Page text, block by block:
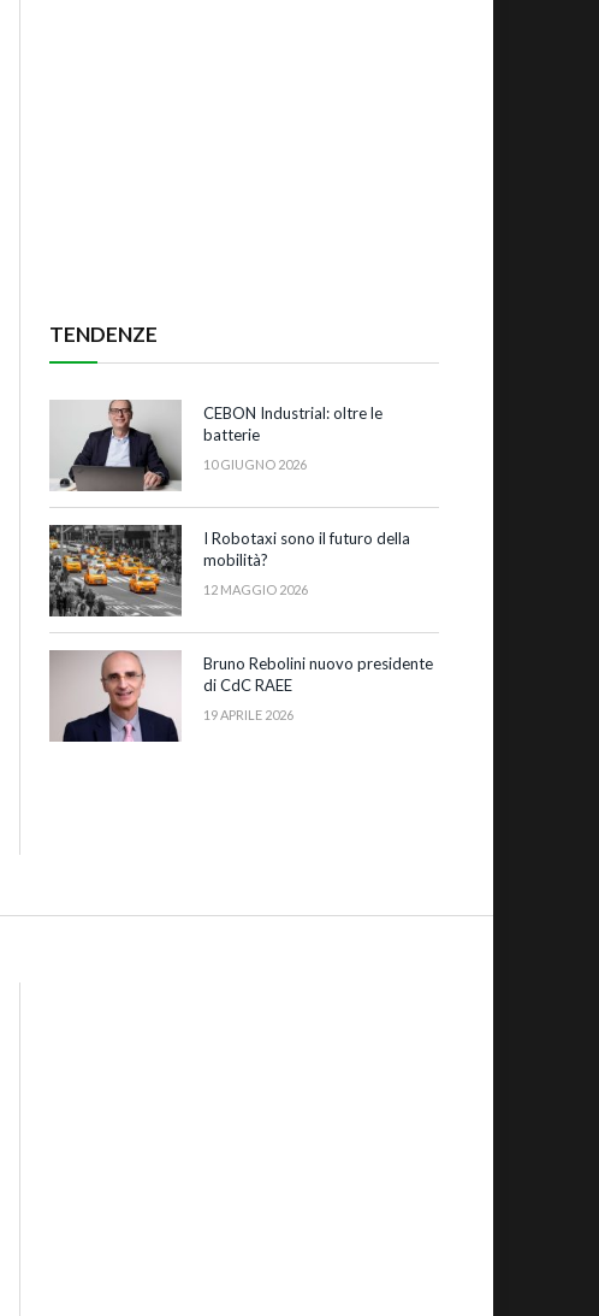
TENDENZE
CEBON Industrial: oltre le
batterie
10 GIUGNO 2026
I Robotaxi sono il futuro della
mobilità?
12 MAGGIO 2026
Bruno Rebolini nuovo presidente
di CdC RAEE
19 APRILE 2026